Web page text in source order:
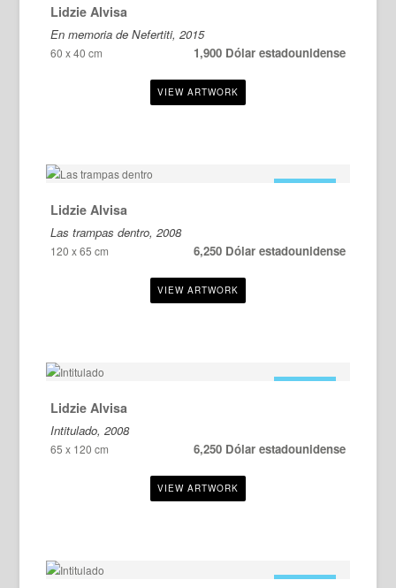
Lidzie Alvisa
En memoria de Nefertiti, 2015
60 x 40 cm 1,900 Dólar estadounidense
Lidzie Alvisa
Las trampas dentro, 2008
120 x 65 cm 6,250 Dólar estadounidense
Lidzie Alvisa
Intitulado, 2008
65 x 120 cm 6,250 Dólar estadounidense